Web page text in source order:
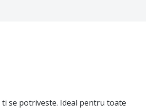
se potriveste. Ideal pentru toate